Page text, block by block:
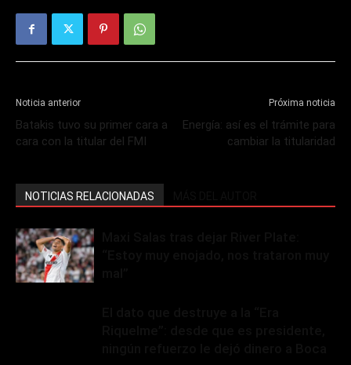
Noticia anterior
Batakis tuvo su primer cara a
cara con la titular del FMI
Próxima noticia
Energía: así es el trámite para
cambiar la titularidad
NOTICIAS RELACIONADAS